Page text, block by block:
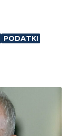
PODATKI